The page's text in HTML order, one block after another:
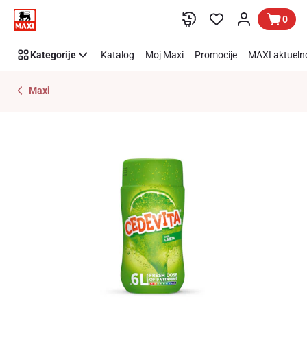
Preskoči link 0
Kategorije Katalog Moj Maxi Promocije MAXI
Maxi